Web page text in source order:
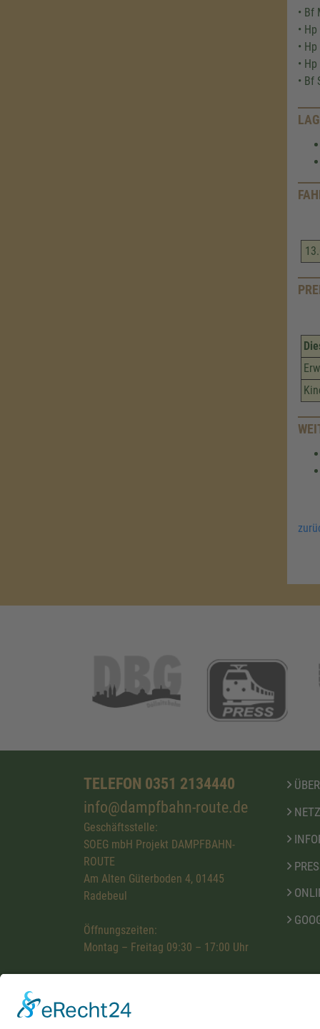
• Bf
•
•
•
• Bf
TELEFON 0351 2134440
info@dampfbahn-route.de
Geschäftsstelle:
SOEG mbH Projekt DAMPFBAHN-
ROUTE
Am Alten Güterboden 4, 01445
Radebeul
Öffnungszeiten:
Montag – Freitag 09:30 – 17:00 Uhr